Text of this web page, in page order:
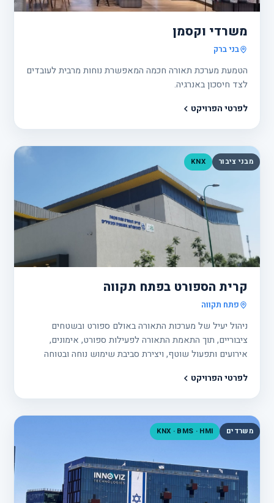
משרדי וקסמן
בני ברק
הטמעת מערכת תאורה חכמה המאפשרת נוחות מרבית לעובדים
לצד חיסכון באנרגיה.
לפרטי הפרויקט
מבני ציבור KNX
קרית הספורט בפתח תקווה
פתח תקווה
ניהול יעיל של מערכות התאורה באולם ספורט ובשטחים
ציבוריים, תוך התאמת התאורה לפעילות ספורט, אימונים,
אירועים ותפעול שוטף, ויצירת סביבת שימוש נוחה ובטוחה
לפרטי הפרויקט
משרדים KNX · BMS · HMI